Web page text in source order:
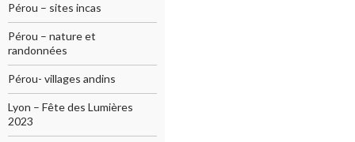
Pérou – sites incas
Pérou – nature et
randonnées
Pérou- villages andins
Lyon – Fête des Lumières
2023